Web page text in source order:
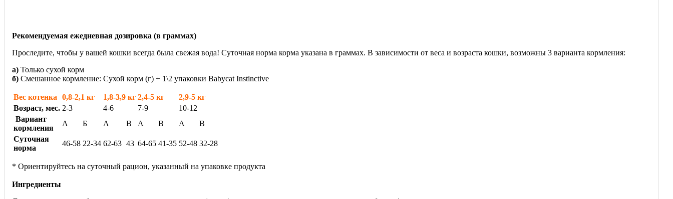
Рекомендуемая ежедневная дозировка (в граммах)
Проследите, чтобы у вашей кошки всегда была свежая вода! Суточная норма корма указана в граммах. В зависимости от веса и возраста кошки, возможны 3 варианта кормления:
а) Только сухой корм
б) Смешанное кормление: Сухой корм (г) + 1\2 упаковки Babycat Instinctive
Вес котенка 0,8-2,1 кг 1,8-3,9 кг 2,4-5 кг
2,9-5 кг
Возраст, мес. 2-3 4-6 7-9
10-12
Вариант
кормления
А Б А В А В А
В
Суточная
норма
46-58 22-34 62-63 43 64-65 41-35 52-48 32-28
* Ориентируйтесь на суточный рацион, указанный на упаковке продукта
Ингредиенты